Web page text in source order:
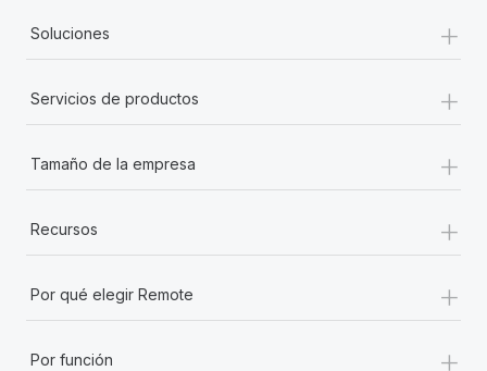
Soluciones +
Servicios de productos +
Tamaño de la empresa +
Recursos +
Por qué elegir Remote +
Por función +